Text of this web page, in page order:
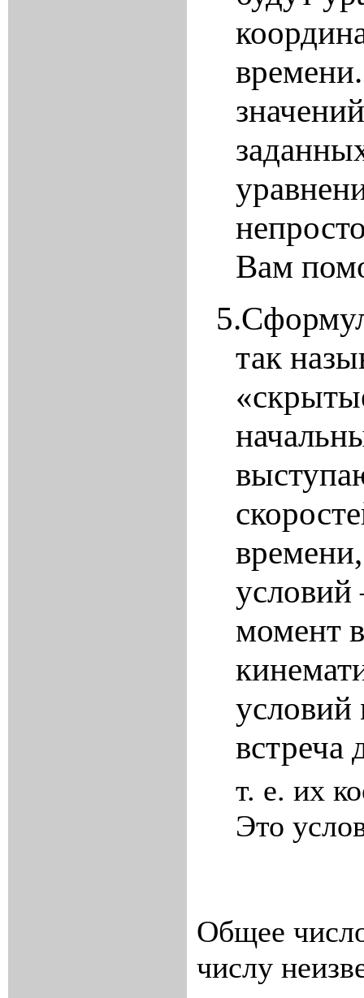
Вам
5.
так
условий
момент
встреча
т. е. их
Это
Общее
числу